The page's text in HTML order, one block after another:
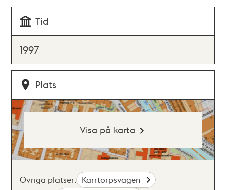
Tid
1997
Plats
Visa på karta
Övriga platser: Kärrtorpsvägen